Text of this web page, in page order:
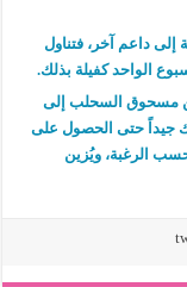
داعم آخر، فتناول
الواحد كفيلة بذلك.
مسحوق السحلب إلى
جيداً حتى الحصول على
الرغبة، ويُزين